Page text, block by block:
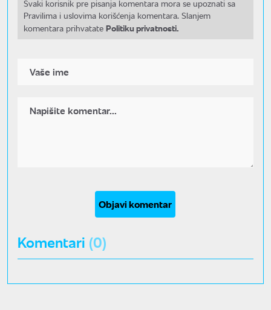
Svaki korisnik pre pisanja komentara mora se upoznati sa
Pravilima i uslovima korišćenja komentara. Slanjem
komentara prihvatate Politiku privatnosti.
Objavi komentar
Komentari (0)